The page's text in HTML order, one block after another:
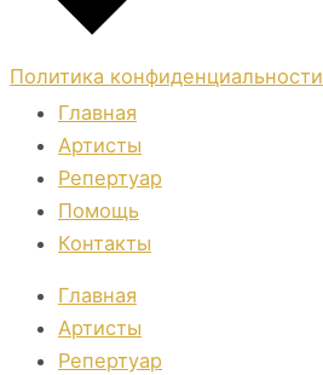
Политика конфиденциальности
Главная
Артисты
Репертуар
Помощь
Контакты
Главная
Артисты
Репертуар